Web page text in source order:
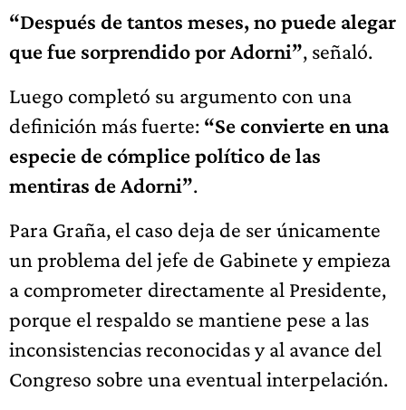
“Después de tantos meses, no puede alegar
que fue sorprendido por Adorni”, señaló.
Luego completó su argumento con una
definición más fuerte: “Se convierte en una
especie de cómplice político de las
mentiras de Adorni”.
Para Graña, el caso deja de ser únicamente
un problema del jefe de Gabinete y empieza
a comprometer directamente al Presidente,
porque el respaldo se mantiene pese a las
inconsistencias reconocidas y al avance del
Congreso sobre una eventual interpelación.